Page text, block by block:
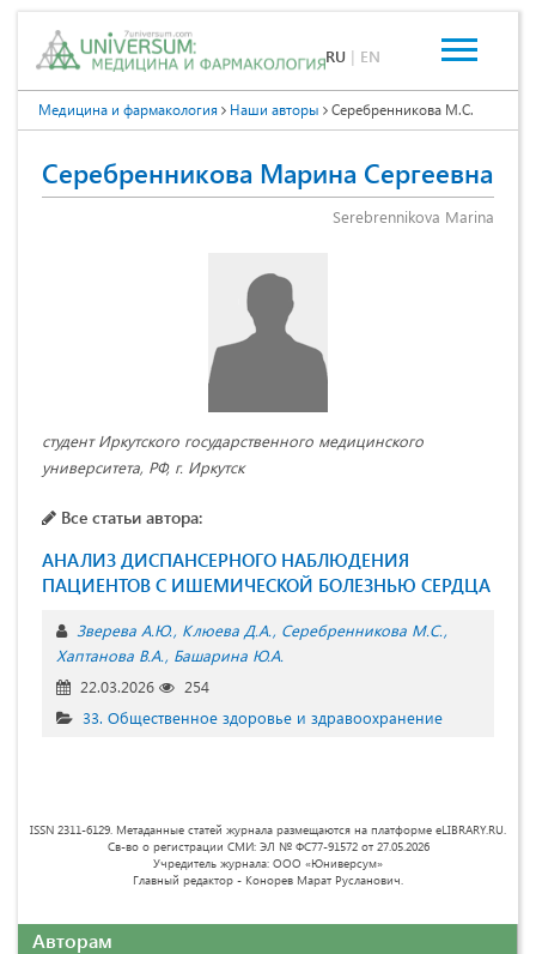
RU | EN
Медицина и фармакология Наши авторы Серебренникова М.С.
Серебренникова Марина Сергеевна
Serebrennikova Marina
студент Иркутского государственного медицинского
университета, РФ, г. Иркутск
Все статьи автора:
АНАЛИЗ ДИСПАНСЕРНОГО НАБЛЮДЕНИЯ
ПАЦИЕНТОВ С ИШЕМИЧЕСКОЙ БОЛЕЗНЬЮ СЕРДЦА
Зверева А.Ю. Клюева Д.А. Серебренникова М.С.
Хаптанова В.А. Башарина Ю.А.
22.03.2026
254
33. Общественное здоровье и здравоохранение
ISSN 2311-6129. Метаданные статей журнала размещаются на платформе eLIBRARY.RU.
Св-во о регистрации СМИ: ЭЛ № ФС77-91572 от 27.05.2026
Учредитель журнала: ООО «Юниверсум»
Главный редактор - Конорев Марат Русланович.
Авторам